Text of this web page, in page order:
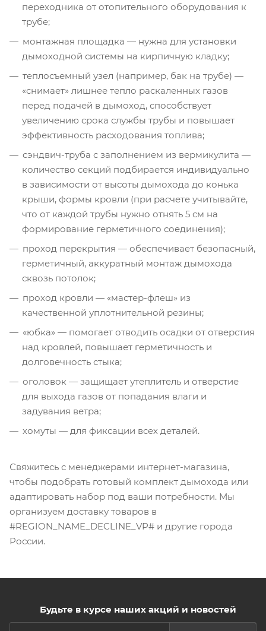
переходника от отопительного оборудования к
трубе;
монтажная площадка — нужна для установки
дымоходной системы на кирпичную кладку;
теплосъемный узел (например, бак на трубе) —
«снимает» лишнее тепло раскаленных газов
перед подачей в дымоход, способствует
увеличению срока службы трубы и повышает
эффективность расходования топлива;
сэндвич-труба с заполнением из вермикулита —
количество секций подбирается индивидуально
в зависимости от высоты дымохода до конька
крыши, формы кровли (при расчете учитывайте,
что от каждой трубы нужно отнять 5 см на
формирование герметичного соединения);
проход перекрытия — обеспечивает безопасный,
герметичный, аккуратный монтаж дымохода
сквозь потолок;
проход кровли — «мастер-флеш» из
качественной уплотнительной резины;
«юбка» — помогает отводить осадки от отверстия
над кровлей, повышает герметичность и
долговечность стыка;
оголовок — защищает утеплитель и отверстие
для выхода газов от попадания влаги и
задувания ветра;
хомуты — для фиксации всех деталей.
Свяжитесь с менеджерами интернет-магазина,
чтобы подобрать готовый комплект дымохода или
адаптировать набор под ваши потребности. Мы
организуем доставку товаров в
#REGION_NAME_DECLINE_VP# и другие города
России.
Будьте в курсе наших акций и новостей